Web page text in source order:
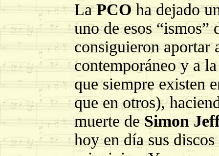
LaPCO ha dejado
uno de esos “ismos”
consiguieron aportar
contemporáneo y a
que siempre existen
que en otros),
muerte de Simon
hoy en día sus